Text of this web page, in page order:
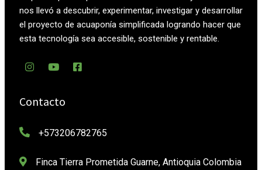
nos llevó a descubrir, experimentar, investigar y desarrollar
el proyecto de acuaponía simplificada logrando hacer que
esta tecnología sea accesible, sostenible y rentable.
Contacto
+573206782765
Finca Tierra Prometida Guarne, Antioquia Colombia